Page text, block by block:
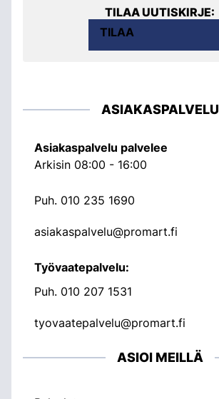
TILAA UUTISKIRJE:
TILAA
ASIAKASPALVELU
Asiakaspalvelu palvelee
Arkisin 08:00 - 16:00
Puh. 010 235 1690
asiakaspalvelu@promart.fi
Työvaatepalvelu:
Puh. 010 207 1531
tyovaatepalvelu@promart.fi
ASIOI MEILLÄ